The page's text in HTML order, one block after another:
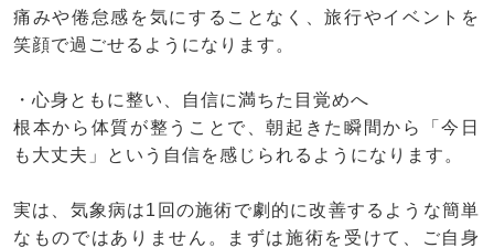
痛みや倦怠感を気にすることなく、旅行やイベントを
笑顔で過ごせるようになります。
・心身ともに整い、自信に満ちた目覚めへ
根本から体質が整うことで、朝起きた瞬間から「今日
も大丈夫」という自信を感じられるようになります。
実は、気象病は1回の施術で劇的に改善するような簡単
なものではありません。まずは施術を受けて、ご自身